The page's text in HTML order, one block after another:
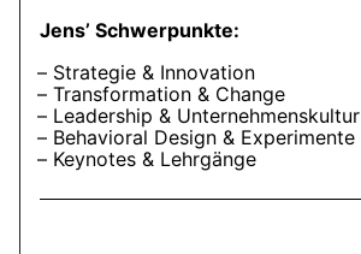
Jens’ Schwerpunkte:
Strategie & Innovation
Transformation & Change
Leadership & Unternehmenskultur
Behavioral Design & Experimente
Keynotes & Lehrgänge